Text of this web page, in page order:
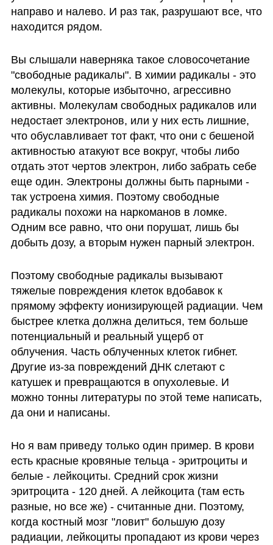
направо и налево. И раз так, разрушают все, что
находится рядом.
Вы слышали наверняка такое словосочетание
"свободные радикалы". В химии радикалы - это
молекулы, которые избыточно, агрессивно
активны. Молекулам свободных радикалов или
недостает электронов, или у них есть лишние,
что обуславливает тот факт, что они с бешеной
активностью атакуют все вокруг, чтобы либо
отдать этот чертов электрон, либо забрать себе
еще один. Электроны должны быть парными -
так устроена химия. Поэтому свободные
радикалы похожи на наркоманов в ломке.
Одним все равно, что они порушат, лишь бы
добыть дозу, а вторым нужен парный электрон.
Поэтому свободные радикалы вызывают
тяжелые повреждения клеток вдобавок к
прямому эффекту ионизирующей радиации. Чем
быстрее клетка должна делиться, тем больше
потенциальный и реальный ущерб от
облучения. Часть облученных клеток гибнет.
Другие из-за повреждений ДНК слетают с
катушек и превращаются в опухолевые. И
можно тонны литературы по этой теме написать,
да они и написаны.
Но я вам приведу только один пример. В крови
есть красные кровяные тельца - эритроциты и
белые - лейкоциты. Средний срок жизни
эритроцита - 120 дней. А лейкоцита (там есть
разные, но все же) - считанные дни. Поэтому,
когда костный мозг "ловит" большую дозу
радиации, лейкоциты пропадают из крови через